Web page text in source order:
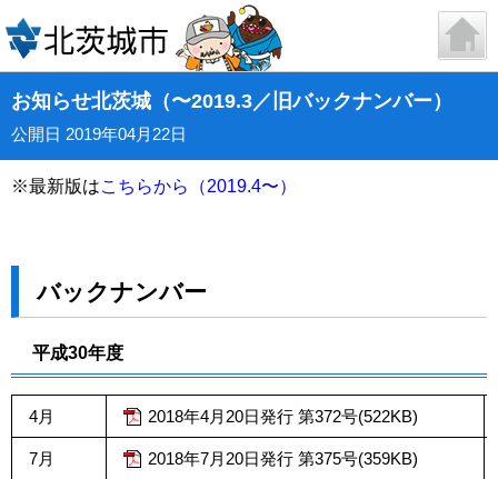
お知らせ北茨城（〜2019.3／旧バックナンバー）
公開日 2019年04月22日
※最新版はこちらから（2019.4〜）
バックナンバー
平成30年度
4月 2018年4月20日発行 第372号(522KB)
7月 2018年7月20日発行 第375号(359KB)